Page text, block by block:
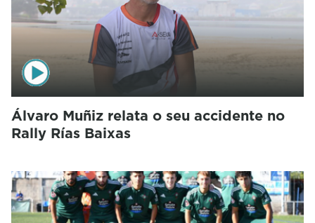
Álvaro Muñiz relata o seu accidente no
Rally Rías Baixas